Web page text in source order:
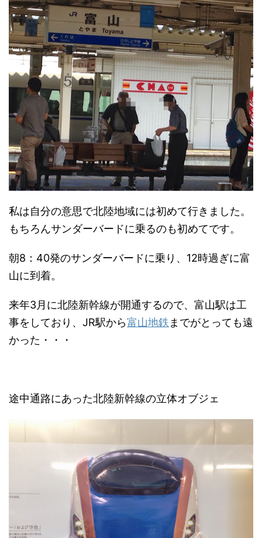
私は自分の意思で北陸地域には初めて行きました。
もちろんサンダーバードに乗るのも初めてです。
朝8：40発のサンダーバードに乗り、12時過ぎに富
山に到着。
来年3月に北陸新幹線が開通するので、富山駅は工
事をしており、JR駅から富山地鉄 までがとっても遠
かった・・・
途中通路にあった北陸新幹線の立体オブジェ